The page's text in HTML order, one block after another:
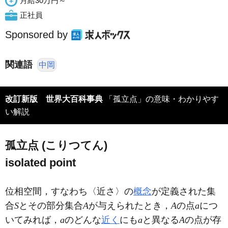
正社員
Sponsored by
関連語 中岡
改訂新版 世界大百科事典 「孤立点」の意味・わかりやす
い解説
孤立点 (こりつてん)
isolated point
位相空間，すなわち〈近さ〉の概念が定義された集
合Sとその部分集合Aが与えられたとき， Aの点aにつ
いてみれば， aのどんな近く にもaと異なるAの点が存